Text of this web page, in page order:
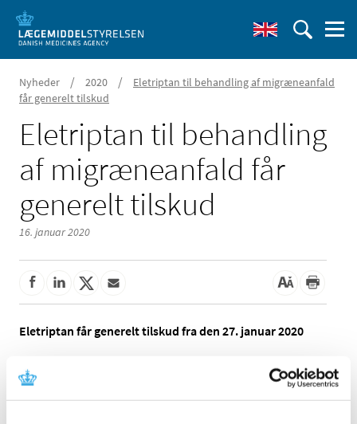
Nyheder / 2020 /
Eletriptan til behandling af migræneanfald
får generelt tilskud
Eletriptan til behandling
af migræneanfald får
generelt tilskud
16. januar 2020
Eletriptan får generelt tilskud fra den 27. januar 2020
eletriptan er faldet og nu er på niveau med de øvrige
lægemidler af denne type (triptaner) til behandling af